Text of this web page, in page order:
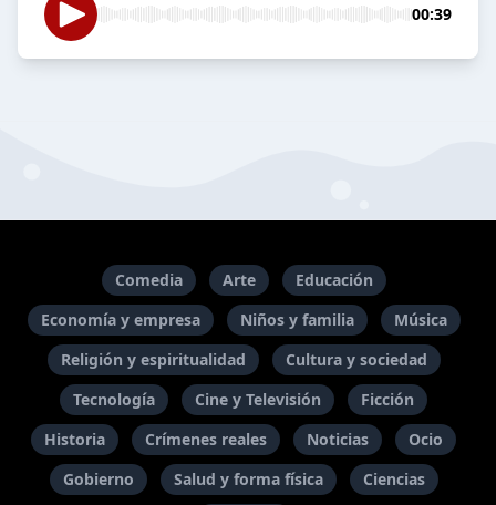
00:39
Comedia Arte
Educación
Economía y empresa
Niños y familia
Música
Religión y espiritualidad
Cultura y sociedad
Tecnología
Cine y Televisión
Ficción
Historia
Crímenes reales Noticias
Ocio
Gobierno
Salud y forma física Ciencias